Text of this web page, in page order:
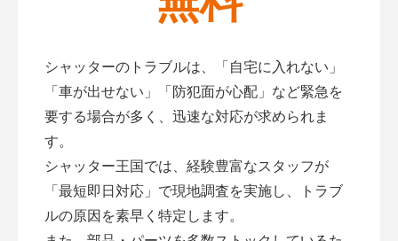
シャッターのトラブルは、「自宅に入れない」
「車が出せない」「防犯面が心配」など緊急を
要する場合が多く、迅速な対応が求められま
す。
シャッター王国では、経験豊富なスタッフが
「最短即日対応」で現地調査を実施し、トラブ
ルの原因を素早く特定します。